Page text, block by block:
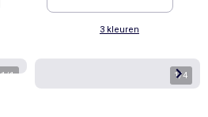
3 kleuren
1/1 1/4